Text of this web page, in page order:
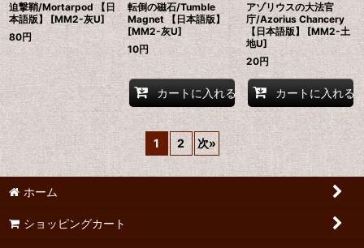
迫撃鞘/Mortarpod 【日
本語版】 [MM2-灰U]
80円
転倒の磁石/Tumble
Magnet 【日本語版】
[MM2-灰U]
10円
カートに入れる
アゾリウスの大法官
庁/Azorius Chancery
【日本語版】 [MM2-土
地U]
20円
カートに入れる
1 2 次»
ホーム
ショッピングカート